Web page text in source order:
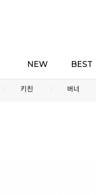
NEW BEST